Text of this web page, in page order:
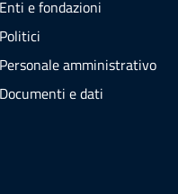
Enti e fondazioni
Politici
Personale amministrativo
Documenti e dati